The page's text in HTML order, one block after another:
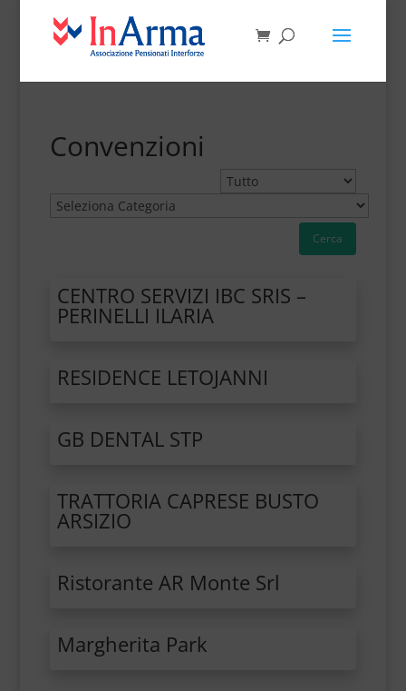
Convenzioni
Cerca
CENTRO SERVIZI IBC SRIS –
PERINELLI ILARIA
RESIDENCE LETOJANNI
GB DENTAL STP
TRATTORIA CAPRESE BUSTO
ARSIZIO
Ristorante AR Monte Srl
Margherita Park